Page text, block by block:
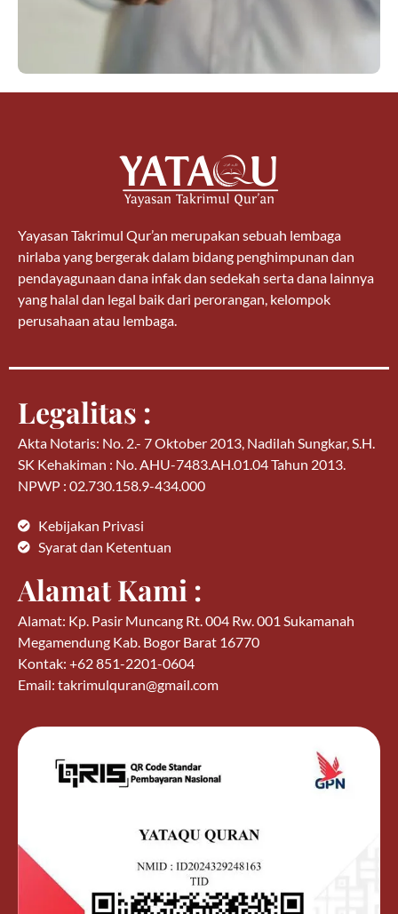
Yayasan Takrimul Qur’an merupakan sebuah lembaga
nirlaba yang bergerak dalam bidang penghimpunan dan
pendayagunaan dana infak dan sedekah serta dana lainnya
yang halal dan legal baik dari perorangan, kelompok
perusahaan atau lembaga.
Legalitas :
Akta Notaris: No. 2.- 7 Oktober 2013, Nadilah Sungkar, S.H.
SK Kehakiman : No. AHU-7483.AH.01.04 Tahun 2013.
NPWP : 02.730.158.9-434.000
Kebijakan Privasi
Syarat dan Ketentuan
Alamat Kami :
Alamat: Kp. Pasir Muncang Rt. 004 Rw. 001 Sukamanah
Megamendung Kab. Bogor Barat 16770
Kontak: +62 851-2201-0604
Email: takrimulquran@gmail.com